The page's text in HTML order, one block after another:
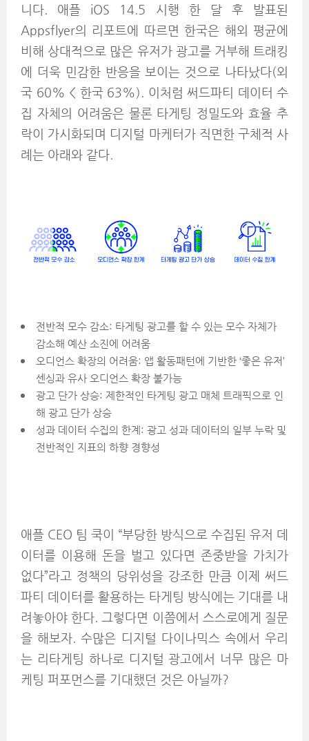
니다. 애플 iOS 14.5 시행 한 달 후 발표된
Appsflyer의 리포트에 따르면 한국은 해외 평균에
비해 상대적으로 많은 유저가 광고를 거부해 트래킹
에 더욱 민감한 반응을 보이는 것으로 나타났다(외
국 60% < 한국 63%). 이처럼 써드파티 데이터 수
집 자체의 어려움은 물론 타게팅 정밀도와 효율 추
락이 가시화되며 디지털 마케터가 직면한 구체적 사
례는 아래와 같다.
전반적 모수 감소: 타게팅 광고를 할 수 있는 모수 자체가
감소해 예산 소진에 어려움
오디언스 확장의 어려움: 앱 활동패턴에 기반한 ‘좋은 유저’
센싱과 유사 오디언스 확장 불가능
광고 단가 상승: 제한적인 타게팅 광고 매체 트래픽으로 인
해 광고 단가 상승
성과 데이터 수집의 한계: 광고 성과 데이터의 일부 누락 및
전반적인 지표의 하향 경향성
애플 CEO 팀 쿡이 “부당한 방식으로 수집된 유저 데
이터를 이용해 돈을 벌고 있다면 존중받을 가치가
없다”라고 정책의 당위성을 강조한 만큼 이제 써드
파티 데이터를 활용하는 타게팅 방식에는 기대를 내
려놓아야 한다. 그렇다면 이쯤에서 스스로에게 질문
을 해보자. 수많은 디지털 다이나믹스 속에서 우리
는 리타게팅 하나로 디지털 광고에서 너무 많은 마
케팅 퍼포먼스를 기대했던 것은 아닐까?